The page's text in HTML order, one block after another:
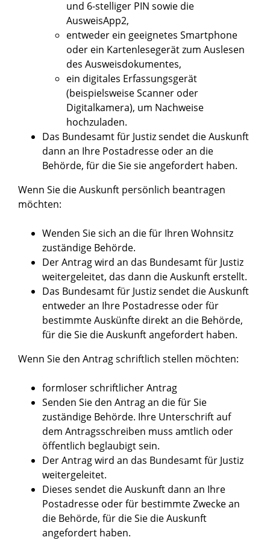
und 6-stelliger PIN sowie die
AusweisApp2,
entweder ein geeignetes Smartphone
oder ein Kartenlesegerät zum Auslesen
des Ausweisdokumentes,
ein digitales Erfassungsgerät
(beispielsweise Scanner oder
Digitalkamera), um Nachweise
hochzuladen.
Das Bundesamt für Justiz sendet die Auskunft
dann an Ihre Postadresse oder an die
Behörde, für die Sie sie angefordert haben.
Wenn Sie die Auskunft persönlich beantragen
möchten:
Wenden Sie sich an die für Ihren Wohnsitz
zuständige Behörde.
Der Antrag wird an das Bundesamt für Justiz
weitergeleitet, das dann die Auskunft erstellt.
Das Bundesamt für Justiz sendet die Auskunft
entweder an Ihre Postadresse oder für
bestimmte Auskünfte direkt an die Behörde,
für die Sie die Auskunft angefordert haben.
Wenn Sie den Antrag schriftlich stellen möchten:
formloser schriftlicher Antrag
Senden Sie den Antrag an die für Sie
zuständige Behörde. Ihre Unterschrift auf
dem Antragsschreiben muss amtlich oder
öffentlich beglaubigt sein.
Der Antrag wird an das Bundesamt für Justiz
weitergeleitet.
Dieses sendet die Auskunft dann an Ihre
Postadresse oder für bestimmte Zwecke an
die Behörde, für die Sie die Auskunft
angefordert haben.